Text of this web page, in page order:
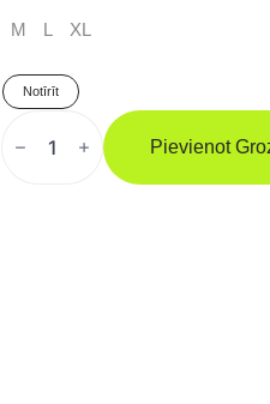
M
L XL
Notīrīt
SARGS
Pievienot